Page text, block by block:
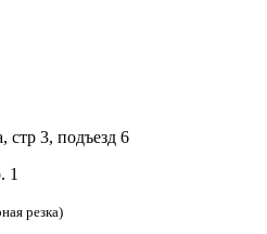
стр 3, подъезд 6
1
резка)